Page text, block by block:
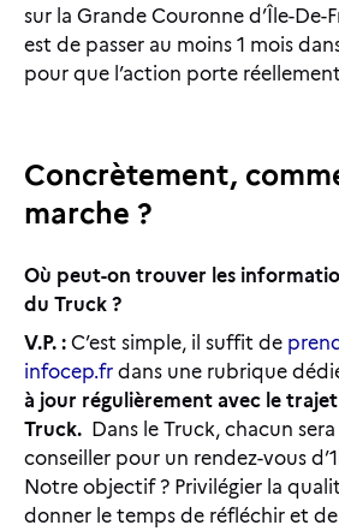
sur la Grande Couronne d’Île-
est de passer au moins 1 mois
pour que l’action porte
Concrètement,
marche ?
Où peut-on trouver les
du Truck ?
V.P. : C’est simple, il suffit de
infocep.fr dans une rubrique
à jour régulièrement avec le trajet
Truck. Dans le Truck, chacun
conseiller pour un rendez-vous
Notre objectif ? Privilégier la
donner le temps de réfléchir et de